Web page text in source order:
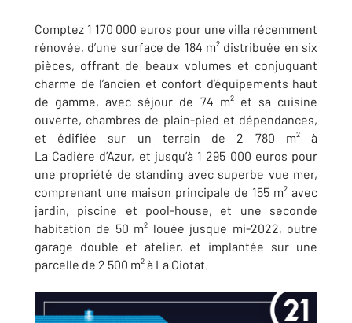
Comptez 1 170 000 euros pour une villa récemment
rénovée, d’une surface de 184 m² distribuée en six
pièces, offrant de beaux volumes et conjuguant
charme de l’ancien et confort d’équipements haut
de gamme, avec séjour de 74 m² et sa cuisine
ouverte, chambres de plain-pied et dépendances,
et édifiée sur un terrain de 2 780 m² à
La Cadière d’Azur, et jusqu’à 1 295 000 euros pour
une propriété de standing avec superbe vue mer,
comprenant une maison principale de 155 m² avec
jardin, piscine et pool-house, et une seconde
habitation de 50 m² louée jusque mi-2022, outre
garage double et atelier, et implantée sur une
parcelle de 2 500 m² à La Ciotat.